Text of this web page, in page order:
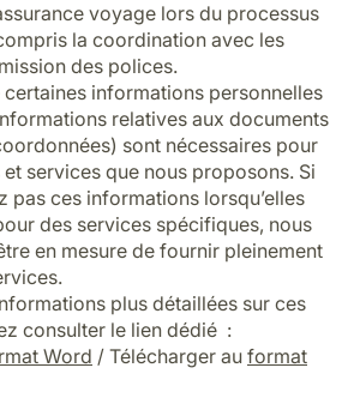
voyage lors du processus
la coordination avec les
des polices.
informations personnelles
relatives aux documents
sont nécessaires pour
services que nous proposons. Si
pas ces informations lorsqu’elles
des services spécifiques, nous
en mesure de fournir pleinement
plus détaillées sur ces
consulter le lien dédié :
Word / Télécharger au format